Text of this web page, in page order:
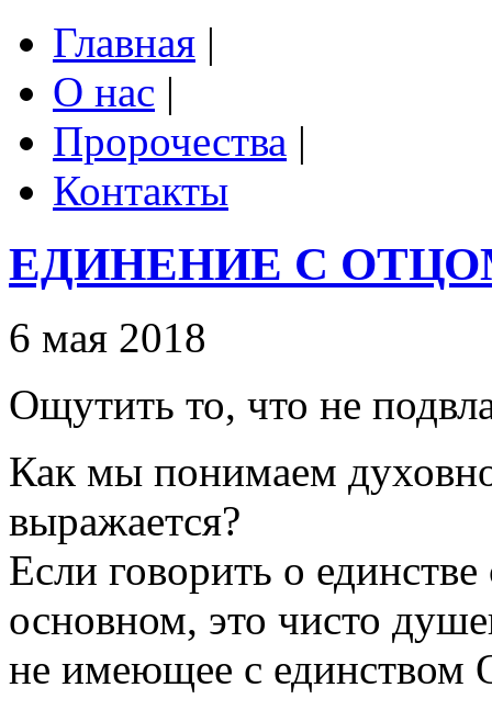
Главная |
О нас |
Пророчества |
Контакты
ЕДИНЕНИЕ С
6 мая 2018
Ощутить то, что не
Как мы понимаем
выражается?
Если говорить о
основном, это чисто
не имеющее с единством